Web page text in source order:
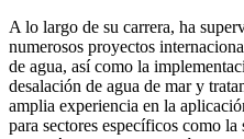
A lo largo de su carrera, ha
numerosos proyectos
de agua, así como la
desalación de agua de mar y
amplia experiencia en la
para sectores específicos como